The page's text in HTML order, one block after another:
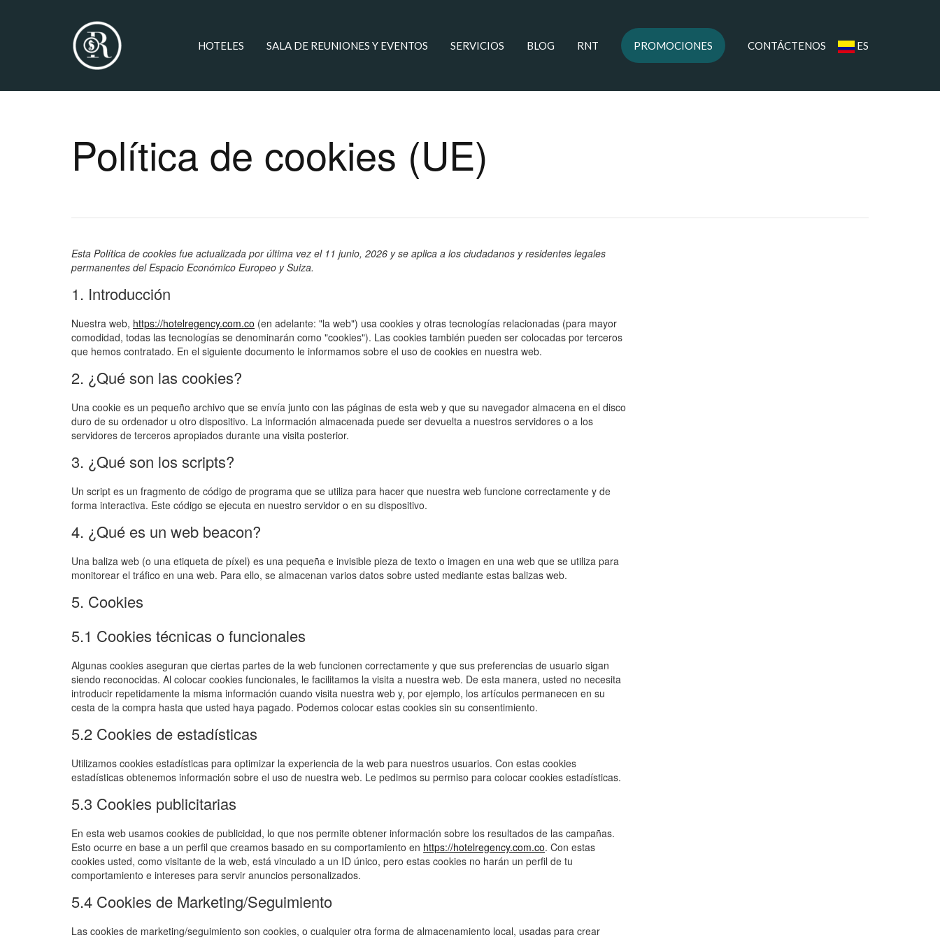
HOTELES SALA DE REUNIONES Y EVENTOS SERVICIOS BLOG RNT PROMOCIONES CONTÁCTENOS ES
Política de cookies (UE)
Esta Política de cookies fue actualizada por última vez el 11 junio, 2026 y se aplica a los ciudadanos y residentes legales
permanentes del Espacio Económico Europeo y Suiza.
1. Introducción
Nuestra web, https://hotelregency.com.co (en adelante: "la web") usa cookies y otras tecnologías relacionadas (para mayor
comodidad, todas las tecnologías se denominarán como "cookies"). Las cookies también pueden ser colocadas por terceros
que hemos contratado. En el siguiente documento le informamos sobre el uso de cookies en nuestra web.
2. ¿Qué son las cookies?
Una cookie es un pequeño archivo que se envía junto con las páginas de esta web y que su navegador almacena en el disco
duro de su ordenador u otro dispositivo. La información almacenada puede ser devuelta a nuestros servidores o a los
servidores de terceros apropiados durante una visita posterior.
3. ¿Qué son los scripts?
Un script es un fragmento de código de programa que se utiliza para hacer que nuestra web funcione correctamente y de
forma interactiva. Este código se ejecuta en nuestro servidor o en su dispositivo.
4. ¿Qué es un web beacon?
Una baliza web (o una etiqueta de píxel) es una pequeña e invisible pieza de texto o imagen en una web que se utiliza para
monitorear el tráfico en una web. Para ello, se almacenan varios datos sobre usted mediante estas balizas web.
5. Cookies
5.1 Cookies técnicas o funcionales
Algunas cookies aseguran que ciertas partes de la web funcionen correctamente y que sus preferencias de usuario sigan
siendo reconocidas. Al colocar cookies funcionales, le facilitamos la visita a nuestra web. De esta manera, usted no necesita
introducir repetidamente la misma información cuando visita nuestra web y, por ejemplo, los artículos permanecen en su
cesta de la compra hasta que usted haya pagado. Podemos colocar estas cookies sin su consentimiento.
5.2 Cookies de estadísticas
Utilizamos cookies estadísticas para optimizar la experiencia de la web para nuestros usuarios. Con estas cookies
estadísticas obtenemos información sobre el uso de nuestra web. Le pedimos su permiso para colocar cookies estadísticas.
5.3 Cookies publicitarias
En esta web usamos cookies de publicidad, lo que nos permite obtener información sobre los resultados de las campañas.
Esto ocurre en base a un perfil que creamos basado en su comportamiento en https://hotelregency.com.co. Con estas
cookies usted, como visitante de la web, está vinculado a un ID único, pero estas cookies no harán un perfil de tu
comportamiento e intereses para servir anuncios personalizados.
5.4 Cookies de Marketing/Seguimiento
Las cookies de marketing/seguimiento son cookies, o cualquier otra forma de almacenamiento local, usadas para crear